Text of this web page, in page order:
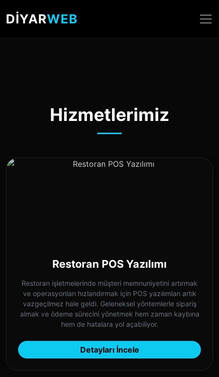
DİYARWEB
Hizmetlerimiz
Restoran POS Yazılımı
Restoran işletmelerinde müşteri memnuniyetini artırmak
ve operasyonları hızlandırmak için POS yazılımları artık
vazgeçilmez hale geldi. Geleneksel yöntemlerle sipariş
almak ve ödeme sürecini yönetmek hem zaman kaybına
hem de hatalara yol açabiliyor.
Detayları İncele